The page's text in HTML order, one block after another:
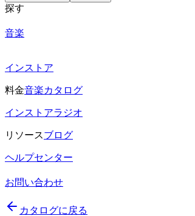
探す
音楽
インストア
料金音楽カタログ
インストアラジオ
リソースブログ
ヘルプセンター
お問い合わせ
カタログに戻る